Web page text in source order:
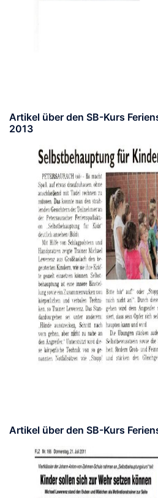
Artikel über den SB-Kurs
2013
Artikel über den SB-Kurs